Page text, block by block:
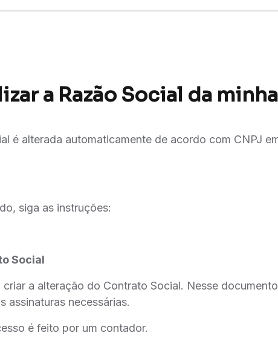
a Razão Social da
é alterada automaticamente de acordo com CNPJ
siga as instruções:
Social
criar a alteração do Contrato Social. Nesse
assinaturas necessárias.
é feito por um contador.